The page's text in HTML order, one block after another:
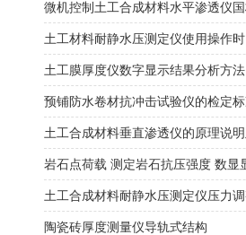
土工膜厚度仪数字显示结果分析方法
陶瓷砖厚度测量仪导轨式结构